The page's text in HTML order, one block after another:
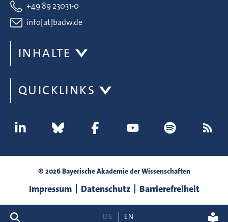
Suche DE EN
+49 89 23031-0
info[at]badw.de
INHALTE
QUICKLINKS
© 2026 Bayerische Akademie der Wissenschaften
Impressum Datenschutz Barrierefreiheit